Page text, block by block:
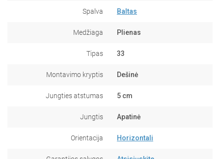
Spalva Baltas
Medžiaga Plienas
Tipas 33
Montavimo kryptis Dešinė
Jungties atstumas 5 cm
Jungtis Apatinė
Orientacija Horizontali